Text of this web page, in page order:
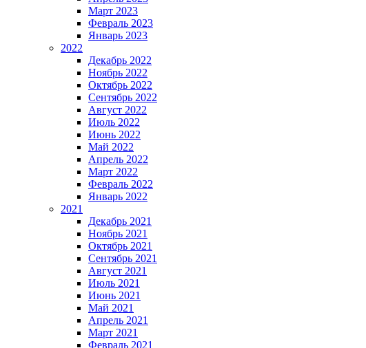
Март 2023
Февраль 2023
Январь 2023
2022
Декабрь 2022
Ноябрь 2022
Октябрь 2022
Сентябрь 2022
Август 2022
Июль 2022
Июнь 2022
Май 2022
Апрель 2022
Март 2022
Февраль 2022
Январь 2022
2021
Декабрь 2021
Ноябрь 2021
Октябрь 2021
Сентябрь 2021
Август 2021
Июль 2021
Июнь 2021
Май 2021
Апрель 2021
Март 2021
Февраль 2021